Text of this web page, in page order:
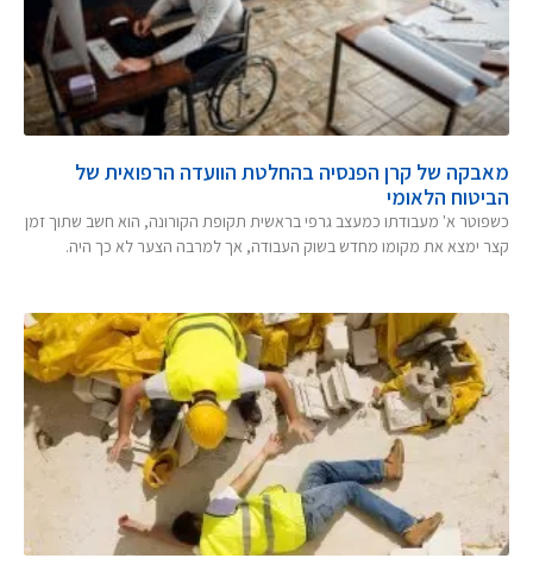
מאבקה של קרן הפנסיה בהחלטת הוועדה הרפואית של
הביטוח הלאומי
כשפוטר א' מעבודתו כמעצב גרפי בראשית תקופת הקורונה, הוא חשב שתוך זמן
קצר ימצא את מקומו מחדש בשוק העבודה, אך למרבה הצער לא כך היה.